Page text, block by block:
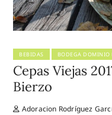
BEBIDAS BODEGA DOMINIO
Cepas Viejas
Bierzo
Adoracion Rodríguez